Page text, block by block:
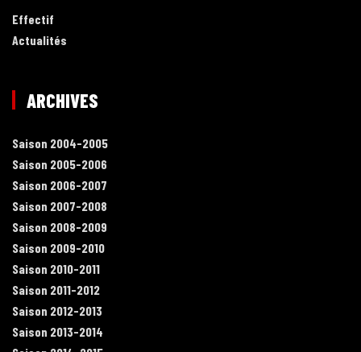
Effectif
Actualités
ARCHIVES
Saison 2004-2005
Saison 2005-2006
Saison 2006-2007
Saison 2007-2008
Saison 2008-2009
Saison 2009-2010
Saison 2010-2011
Saison 2011-2012
Saison 2012-2013
Saison 2013-2014